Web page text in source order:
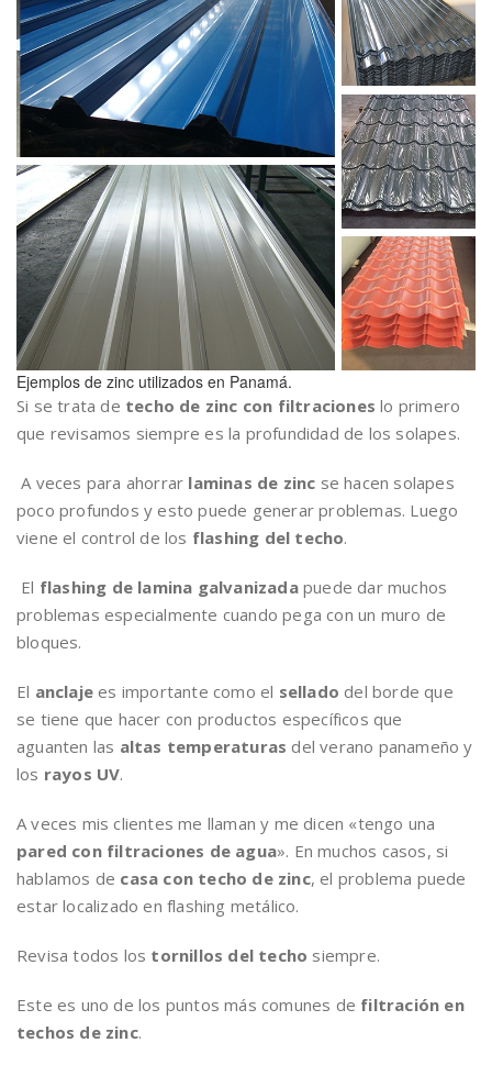
Ejemplos de zinc utilizados en Panamá.
Si se trata de techo de zinc con filtracioneslo primero
que revisamos siempre es la profundidad de los solapes.
A veces para ahorrar laminas de zinc se hacen solapes
poco profundos y esto puede generar problemas. Luego
viene el control de los flashing del techo.
El flashing de lamina galvanizadapuede dar muchos
problemas especialmente cuando pega con un muro de
bloques.
El anclajees importante como el sellado del borde que
se tiene que hacer con productos específicos que
aguanten las altas temperaturas del verano panameño y
los rayos UV.
A veces mis clientes me llaman y me dicen «tengo una
pared con filtraciones de agua». En muchos casos, si
hablamos de casa con techo de zinc, el problema puede
estar localizado en flashing metálico.
Revisa todos los tornillos del techo siempre.
Este es uno de los puntos más comunes de filtración en
techos de zinc.